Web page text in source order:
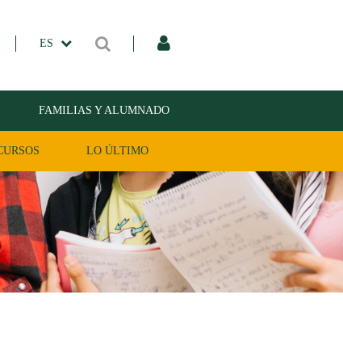
ES
FAMILIAS Y ALUMNADO
LO ÚLTIMO